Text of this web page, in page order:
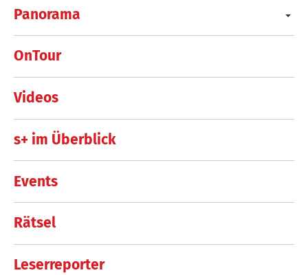
Panorama
OnTour
Videos
s+ im Überblick
Events
Rätsel
Leserreporter